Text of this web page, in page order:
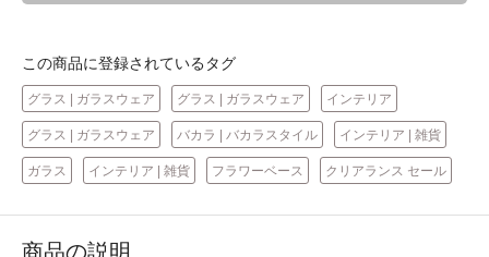
この商品に登録されているタグ
グラス | ガラスウェア グラス | ガラスウェア インテリア
グラス | ガラスウェア バカラ | バカラスタイル インテリア | 雑貨
ガラス インテリア | 雑貨 フラワーベース クリアランス セール
商品の説明